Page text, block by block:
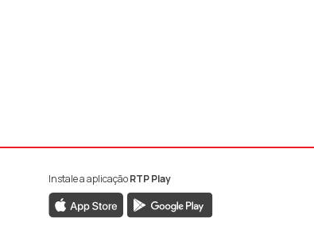
da RTP Antena 1
da RTP Antena 1
da RTP Antena 1
Instale a aplicaçãoRTP Play